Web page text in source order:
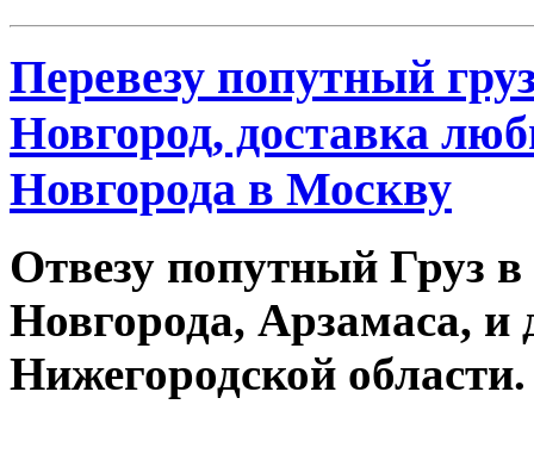
Перевезу попутный
Новгород, доставка
Новгорода в Москву
Отвезу попутный Груз
Новгорода, Арзамаса, и
Нижегородской области.